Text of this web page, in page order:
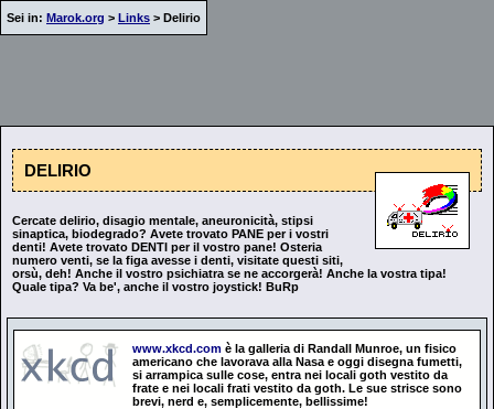
Sei in: Marok.org > Links > Delirio
DELIRIO
Cercate delirio, disagio mentale, aneuronicità, stipsi
sinaptica, biodegrado? Avete trovato PANE per i vostri
denti! Avete trovato DENTI per il vostro pane! Osteria
numero venti, se la figa avesse i denti, visitate questi siti,
orsù, deh! Anche il vostro psichiatra se ne accorgerà! Anche la vostra tipa!
Quale tipa? Va be', anche il vostro joystick! BuRp
www.xkcd.com è la galleria di Randall Munroe, un fisico
americano che lavorava alla Nasa e oggi disegna fumetti,
si arrampica sulle cose, entra nei locali goth vestito da
frate e nei locali frati vestito da goth. Le sue strisce sono
brevi, nerd e, semplicemente, bellissime!